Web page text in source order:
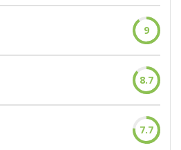
9
8.7
7.7